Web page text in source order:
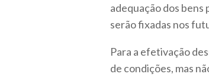
adequação dos bens
serão fixadas nos
Para a efetivação
de condições, mas